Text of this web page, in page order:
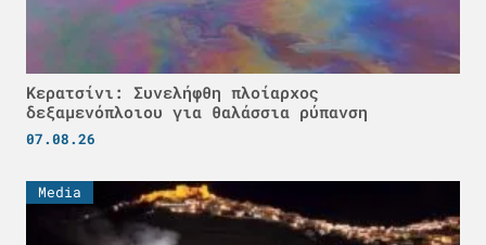
Κερατσίνι: Συνελήφθη πλοίαρχος
δεξαμενόπλοιου για θαλάσσια ρύπανση
07.08.26
Media